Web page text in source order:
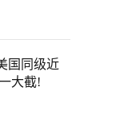
国同级近
大截!